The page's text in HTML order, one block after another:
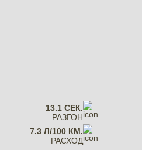
13.1 СЕК.
РАЗГОН
7.3 Л/100 КМ.
РАСХОД